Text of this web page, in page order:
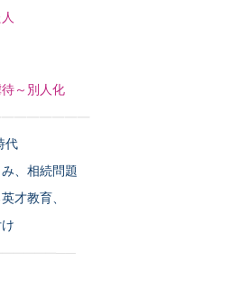
～別人化
代
、相続問題
才教育、
——